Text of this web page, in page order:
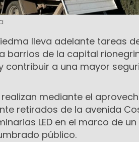
lleva adelante tareas
barrios de la capital
contribuir a una mayor
realizan mediante el
retirados de la avenida
LED en el marco de
público.